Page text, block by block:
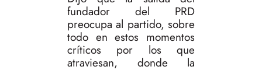
fundador del PRD
preocupa al partido, sobre
todo en estos momentos
críticos por los que
atraviesan, donde la